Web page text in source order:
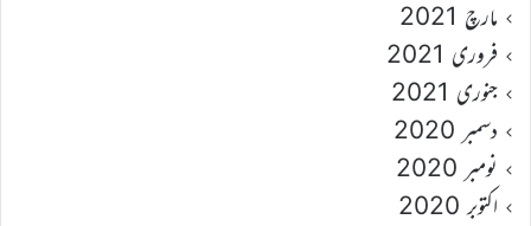
مارچ 2021
فروری 2021
جنوری 2021
دسمبر 2020
نومبر 2020
اکتوبر 2020